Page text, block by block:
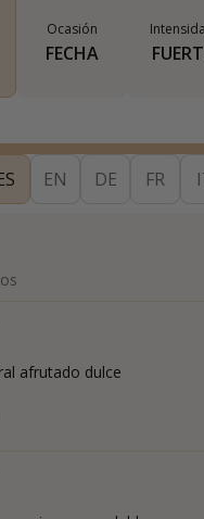
Ocasión
FECHA
EN DE FR
afrutado dulce